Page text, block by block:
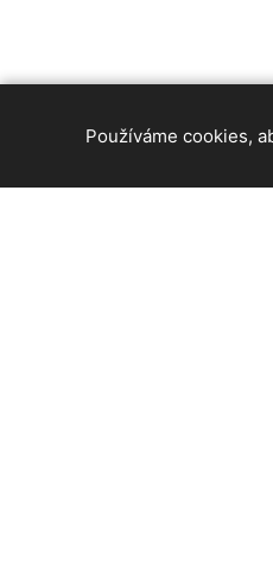
Používáme cookies,